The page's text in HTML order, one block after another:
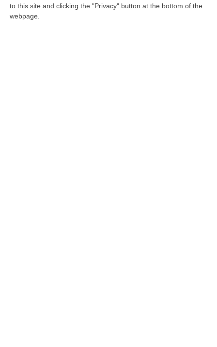
to this site and clicking the "Privacy" button at the bottom of the
webpage.